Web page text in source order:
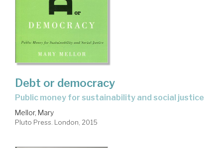
Debt or democracy
public money for sustainability and social justice
Mellor, Mary
Pluto Press. London, 2015